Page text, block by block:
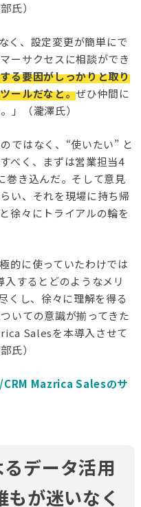
氏）
く、設定変更が簡単にで
ーサクセスに相談ができ
る要因がしっかりと取り
ールだなと。ぜひ仲間に
」（瀧澤氏）
ではなく、“使いたい” と
べく、まずは営業担当4
巻き込んだ。そして意見
い、それを現場に持ち帰
徐々にトライアルの輪を
的に使っていたわけでは
入するとどのようなメリ
くし、徐々に理解を得る
いての意識が揃ってきた
Salesを本導入させて
氏）
Mazrica Salesのサ
データ活用
が迷いなく